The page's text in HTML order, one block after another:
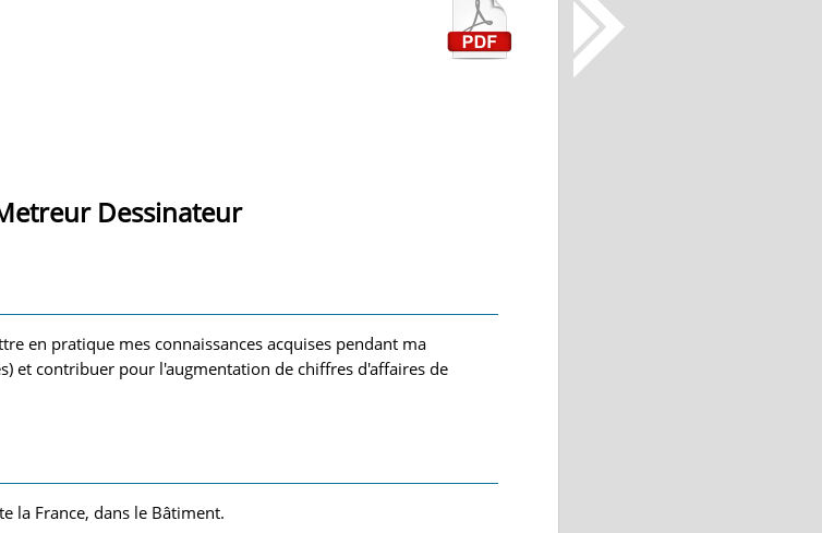
Dessinateur
en pratique mes connaissances acquises pendant ma
et contribuer pour l'augmentation de chiffres d'affaires de
la France, dans le Bâtiment.